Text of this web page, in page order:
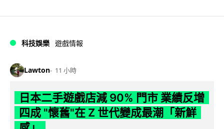
科技娛樂 遊戲情報
Lawton 11 小時
日本二手遊戲店減 90% 門市 業績反增
四成 "懷舊"在 Z 世代變成最潮「新鮮